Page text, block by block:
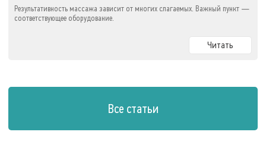
Результативность массажа зависит от многих слагаемых. Важный пункт —
соответствующее оборудование.
Читать
Все статьи